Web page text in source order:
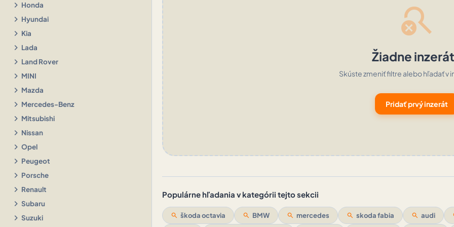
chevron_right Honda
chevron_right Hyundai
chevron_right Kia
chevron_right Lada
chevron_right Land Rover
chevron_right MINI
chevron_right Mazda
chevron_right Mercedes-Benz
chevron_right Mitsubishi
chevron_right Nissan
chevron_right Opel
chevron_right Peugeot
chevron_right Porsche
chevron_right Renault
chevron_right Subaru
chevron_right Suzuki
search_off
Žiadne
Skúste zmeniť filtre alebo hľadať v
Pridať prvý inzerát
Populárne hľadania v kategórii tejto sekcii
search škoda octavia search BMW search mercedes search skoda fabia search audi